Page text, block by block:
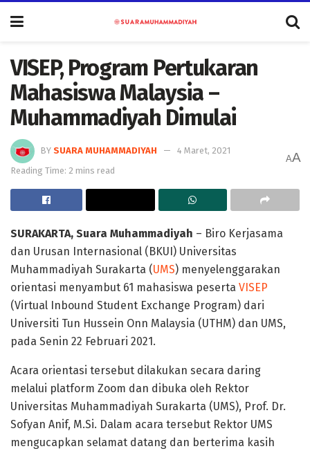
VISEP, Program Pertukaran
Mahasiswa Malaysia –
Muhammadiyah Dimulai
BY SUARA MUHAMMADIYAH
4 Maret, 2021
Reading Time: 2 mins read
AA
SURAKARTA, Suara Muhammadiyah – Biro Kerjasama
dan Urusan Internasional (BKUI) Universitas
Muhammadiyah Surakarta (UMS) menyelenggarakan
orientasi menyambut 61 mahasiswa peserta VISEP
(Virtual Inbound Student Exchange Program) dari
Universiti Tun Hussein Onn Malaysia (UTHM) dan UMS,
pada Senin 22 Februari 2021.
Acara orientasi tersebut dilakukan secara daring
melalui platform Zoom dan dibuka oleh Rektor
Universitas Muhammadiyah Surakarta (UMS), Prof. Dr.
Sofyan Anif, M.Si. Dalam acara tersebut Rektor UMS
mengucapkan selamat datang dan berterima kasih